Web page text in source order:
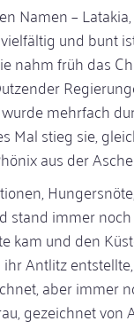
Namen –
und bunt
nahm früh das
mehrfach
Mal stieg sie,
aus der
stand immer
kam und den
Antlitz
aber immer
gezeichnet von